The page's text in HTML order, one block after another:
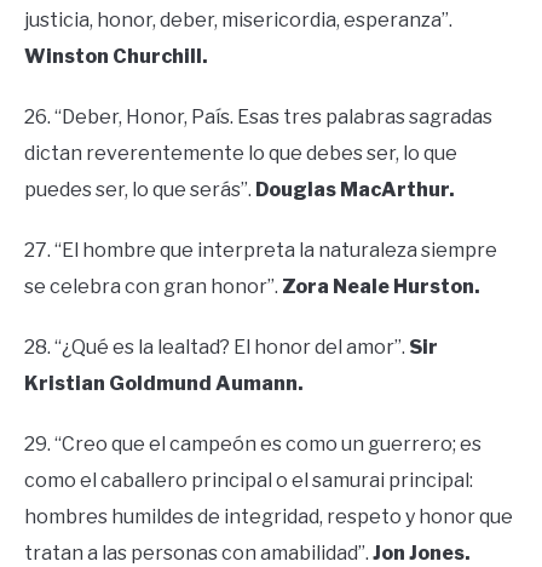
justicia, honor, deber, misericordia, esperanza”.
Winston Churchill.
26. “Deber, Honor, País. Esas tres palabras sagradas
dictan reverentemente lo que debes ser, lo que
puedes ser, lo que serás”. Douglas MacArthur.
27. “El hombre que interpreta la naturaleza siempre
se celebra con gran honor”. Zora Neale Hurston.
28. “¿Qué es la lealtad? El honor del amor”. Sir
Kristian Goldmund Aumann.
29. “Creo que el campeón es como un guerrero; es
como el caballero principal o el samurai principal:
hombres humildes de integridad, respeto y honor que
tratan a las personas con amabilidad”. Jon Jones.